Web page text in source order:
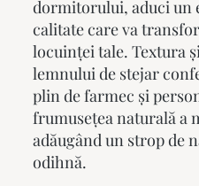
dormitorului, aduci un
calitate care va
locuinței tale. Textura
lemnului de stejar
plin de farmec și
frumusețea naturală a
adăugând un strop de
odihnă.